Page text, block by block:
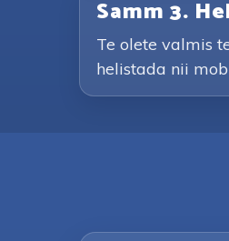
Samm 3.
Te olete valmis
helistada nii